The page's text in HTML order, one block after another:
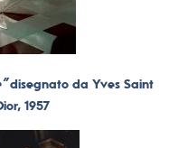
disegnato da Yves Saint
1957